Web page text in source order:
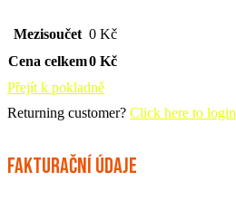
Mezisoučet 0 Kč
Cena celkem0 Kč
Přejít k pokladně
Returning customer? Click here to login
Fakturační údaje